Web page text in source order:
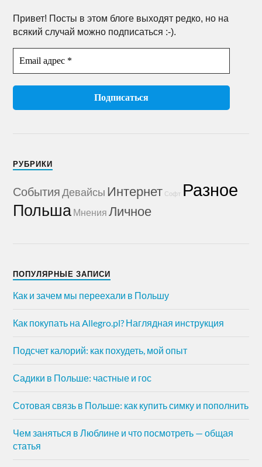
Привет! Посты в этом блоге выходят редко, но на
всякий случай можно подписаться :-).
РУБРИКИ
СобытияДевайсы Интернет Софт Разное
Польша Мнения Личное
ПОПУЛЯРНЫЕ ЗАПИСИ
Как и зачем мы переехали в Польшу
Как покупать на Allegro.pl? Наглядная инструкция
Подсчет калорий: как похудеть, мой опыт
Садики в Польше: частные и гос
Сотовая связь в Польше: как купить симку и пополнить
Чем заняться в Люблине и что посмотреть — общая
статья